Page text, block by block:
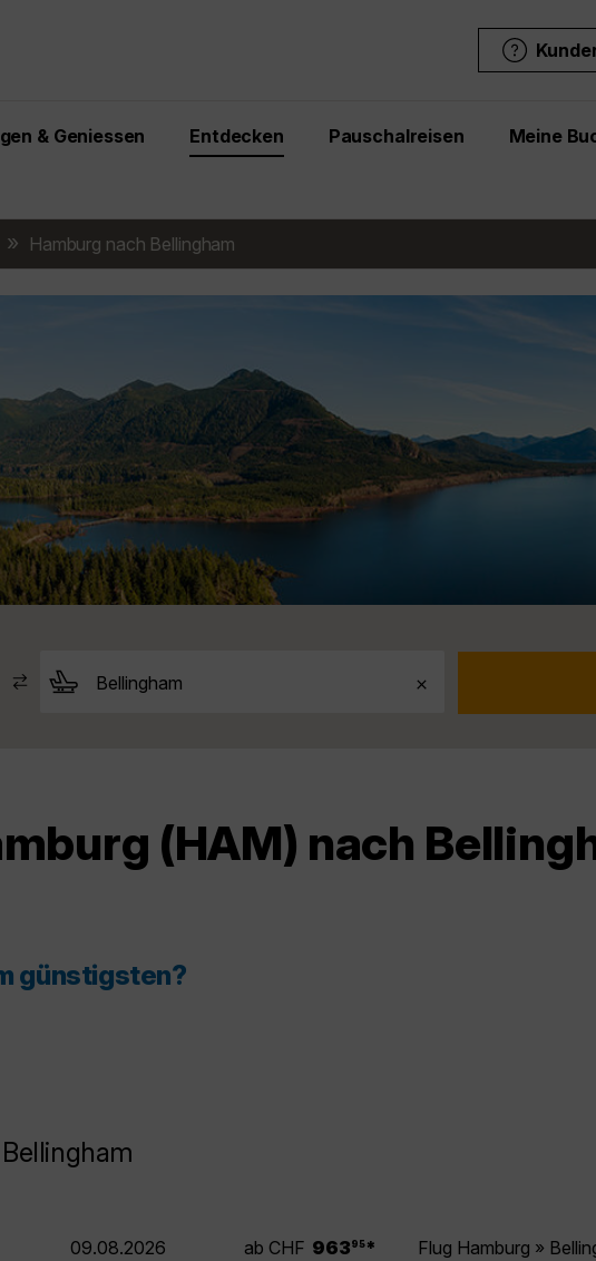
& Geniessen Entdecken Pauschalreisen Meine
Hamburg nach Bellingham
(HAM) nach
günstigsten?
09.08.2026 ab CHF 963 95 * Flug Hamburg »